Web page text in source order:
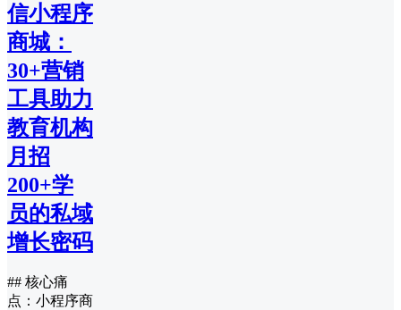
信小程序
商城：
30+营销
工具助力
教育机构
月招
200+学
员的私域
增长密码
## 核心痛
点：小程序商